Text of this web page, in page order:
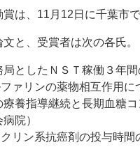
は、11月12日に千葉市
と、受賞者は次の各氏。
としたＮＳＴ稼働３年間
ァリンの薬物相互作用に
養指導継続と長期血糖コ
院）
リン系抗癌剤の投与時間